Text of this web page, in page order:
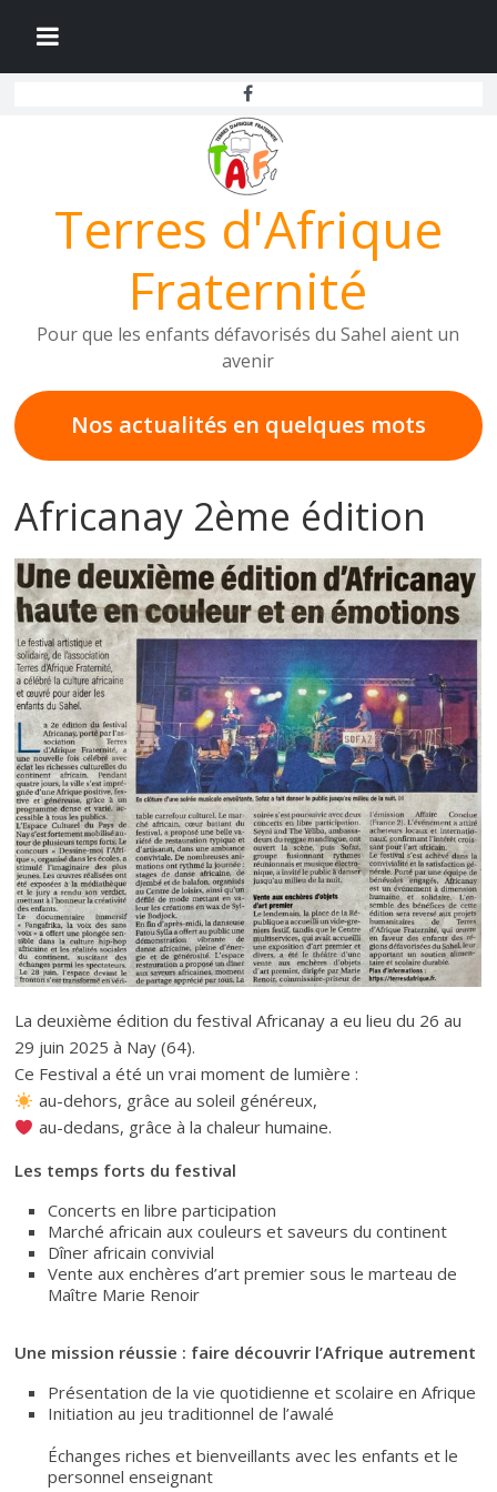
contenu
Terres d'Afrique
Fraternité
Pour que les enfants défavorisés du Sahel aient un
avenir
Nos actualités en quelques mots
Africanay 2ème édition
La deuxième édition du festival Africanay a eu lieu du 26 au
29 juin 2025 à Nay (64).
Ce Festival a été un vrai moment de lumière :
au-dehors, grâce au soleil généreux,
au-dedans, grâce à la chaleur humaine.
Les temps forts du festival
Concerts en libre participation
Marché africain aux couleurs et saveurs du continent
Dîner africain convivial
Vente aux enchères d’art premier sous le marteau de
Maître Marie Renoir
Une mission réussie : faire découvrir l’Afrique autrement
Présentation de la vie quotidienne et scolaire en Afrique
Initiation au jeu traditionnel de l’awalé
Échanges riches et bienveillants avec les enfants et le
personnel enseignant